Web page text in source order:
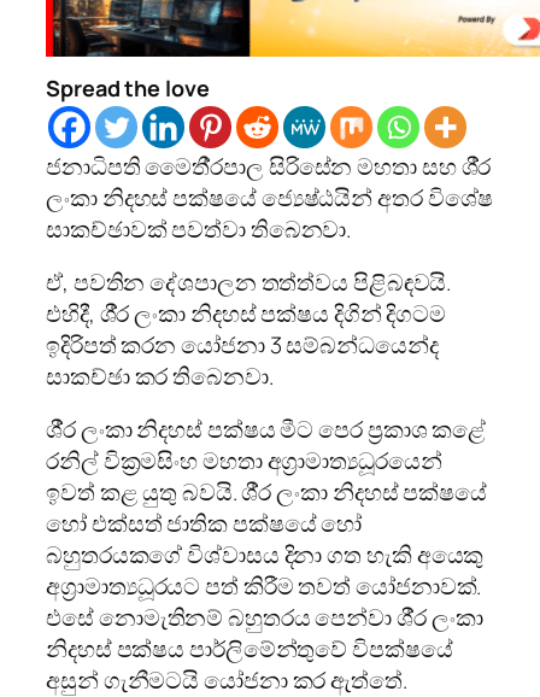
Spread the love
ජනාධිපති මෛතී‍්‍රපාල සිරිසේන මහතා සහ ශී‍්‍ර
ලංකා නිදහස් පක්ෂයේ ජ්‍යෙෂ්ඨයින් අතර විශේෂ
සාකච්ඡාවක් පවත්වා තිබෙනවා.
ඒ, පවතින දේශපාලන තත්ත්වය පිළිබඳවයි.
එහිදී, ශී‍්‍ර ලංකා නිදහස් පක්ෂය දිගින් දිගටම
ඉදිරිපත් කරන යෝජනා 3 සම්බන්ධයෙන්ද
සාකච්ඡා කර තිබෙනවා.
ශී‍්‍ර ලංකා නිදහස් පක්ෂය මීට පෙර ප‍්‍රකාශ කළේ
රනිල් වික‍්‍රමසිංහ මහතා අග‍්‍රාමාත්‍යධූරයෙන්
ඉවත් කළ යුතු බවයි. ශී‍්‍ර ලංකා නිදහස් පක්ෂයේ
හෝ එක්සත් ජාතික පක්ෂයේ හෝ
බහුතරයකගේ විශ්වාසය දිනා ගත හැකි අයෙකු
අග‍්‍රාමාත්‍යධූරයට පත් කිරීම තවත් යෝජනාවක්.
එසේ නොමැතිනම් බහුතරය පෙන්වා ශී‍්‍ර ලංකා
නිදහස් පක්ෂය පාර්ලිමේන්තුවේ විපක්ෂයේ
අසුන් ගැනීමටයි යෝජනා කර ඇත්තේ.